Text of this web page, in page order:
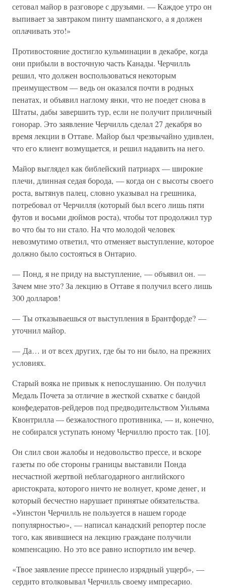
сетовал майор в разговоре с друзьями. — Каждое утро он
выпивает за завтраком пинту шампанского, а я должен
оплачивать это!»
Противостояние достигло кульминации в декабре, когда
они прибыли в восточную часть Канады. Черчилль
решил, что должен воспользоваться некоторым
преимуществом — ведь он оказался почти в родных
пенатах, и объявил наглому янки, что не поедет снова в
Штаты, дабы завершить тур, если не получит приличный
гонорар. Это заявление Черчилль сделал 27 декабря во
время лекции в Оттаве. Майор был чрезвычайно удивлен,
что его клиент возмущается, и решил надавить на него.
Майор выглядел как библейский патриарх — широкие
плечи, длинная седая борода, — когда он с высоты своего
роста, вытянув палец, словно указывал на грешника,
потребовал от Черчилля (который был всего лишь пяти
футов и восьми дюймов роста), чтобы тот продолжил тур
во что бы то ни стало. На что молодой человек
невозмутимо ответил, что отменяет выступление, которое
должно было состояться в Онтарио.
— Понд, я не приду на выступление, — объявил он. —
Зачем мне это? За лекцию в Оттаве я получил всего лишь
300 долларов!
— Ты отказываешься от выступления в Брантфорде? —
уточнил майор.
— Да… и от всех других, где бы то ни было, на прежних
условиях.
Старый вояка не привык к непослушанию. Он получил
Медаль Почета за отличие в жесткой схватке с бандой
конфедератов-рейдеров под предводительством Уильяма
Квонтрилла — безжалостного противника, — и, конечно,
не собирался уступать юному Черчиллю просто так. [10].
Он слил свои жалобы и недовольство прессе, и вскоре
газеты по обе стороны границы выставили Понда
несчастной жертвой неблагодарного английского
аристократа, которого ничто не волнует, кроме денег, и
который бесчестно нарушает принятые обязательства.
«Уинстон Черчилль не пользуется в нашем городе
популярностью», — написал канадский репортер после
того, как явившиеся на лекцию граждане получили
компенсацию. Но это все равно испортило им вечер.
«Твое заявление прессе принесло изрядный ущерб», —
сердито втолковывал Черчилль своему импресарио.